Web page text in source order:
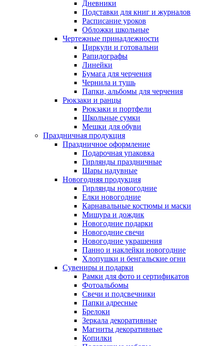
Дневники
Подставки для книг и журналов
Расписание уроков
Обложки школьные
Чертежные принадлежности
Циркули и готовальни
Рапидографы
Линейки
Бумага для черчения
Чернила и тушь
Папки, альбомы для черчения
Рюкзаки и ранцы
Рюкзаки и портфели
Школьные сумки
Мешки для обуви
Праздничная продукция
Праздничное оформление
Подарочная упаковка
Гирлянды праздничные
Шары надувные
Новогодняя продукция
Гирлянды новогодние
Елки новогодние
Карнавальные костюмы и маски
Мишура и дождик
Новогодние подарки
Новогодние свечи
Новогодние украшения
Панно и наклейки новогодние
Хлопушки и бенгальские огни
Сувениры и подарки
Рамки для фото и сертификатов
Фотоальбомы
Свечи и подсвечники
Папки адресные
Брелоки
Зеркала декоративные
Магниты декоративные
Копилки